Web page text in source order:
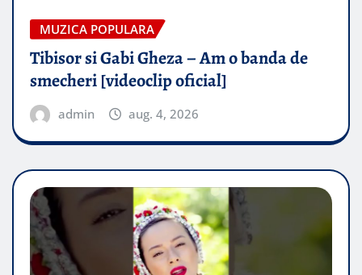
MUZICA POPULARA
Tibisor si Gabi Gheza – Am o banda de
smecheri [videoclip oficial]
admin aug. 4, 2026